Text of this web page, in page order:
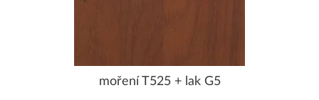
moření T525 + lak G5